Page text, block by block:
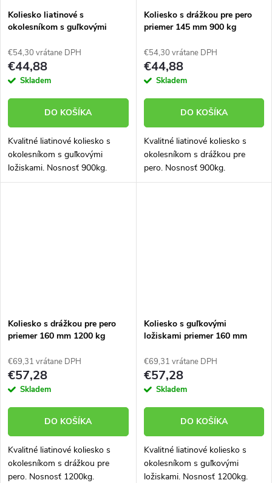
Koliesko liatinové s
okolesníkom s guľkovými
96145-01
€54,30 vrátane DPH
€44,88
Skladem
DO KOŠÍKA
Kvalitné liatinové koliesko s
okolesníkom s guľkovými
ložiskami. Nosnosť 900kg.
Koliesko s drážkou pre pero
priemer 145 mm 900 kg
€54,30 vrátane DPH
€44,88
Skladem
DO KOŠÍKA
Kvalitné liatinové koliesko s
okolesníkom s drážkou pre
pero. Nosnosť 900kg.
Koliesko s drážkou pre pero
priemer 160 mm 1200 kg
€69,31 vrátane DPH
€57,28
Skladem
DO KOŠÍKA
Kvalitné liatinové koliesko s
okolesníkom s drážkou pre
pero. Nosnosť 1200kg.
Koliesko s guľkovými
ložiskami priemer 160 mm
€69,31 vrátane DPH
€57,28
Skladem
DO KOŠÍKA
Kvalitné liatinové koliesko s
okolesníkom s guľkovými
ložiskami. Nosnosť 1200kg.